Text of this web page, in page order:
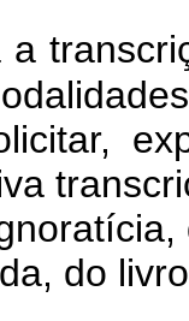
a
do